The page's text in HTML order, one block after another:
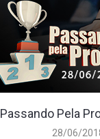
Passando Pela
28/06/